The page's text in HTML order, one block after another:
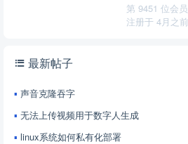
第 9451 位会员
注册于 4月之前
最新帖子
声音克隆吞字
无法上传视频用于数字人生成
linux系统如何私有化部署